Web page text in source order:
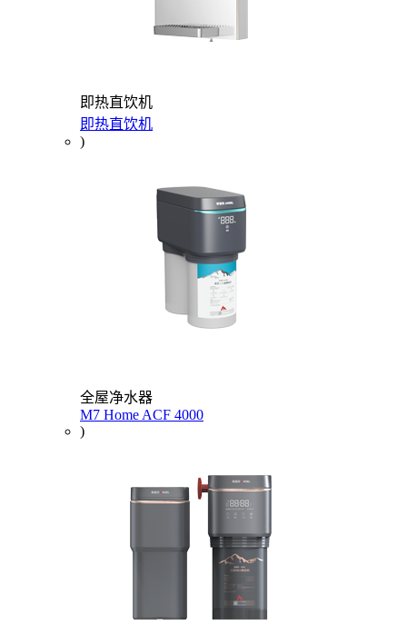
即热直饮机
即热直饮机
)
全屋净水器
M7 Home ACF 4000
)